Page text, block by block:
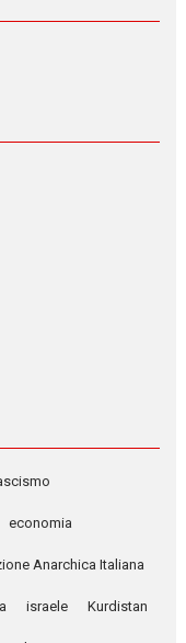
economia
Anarchica Italiana
israele Kurdistan